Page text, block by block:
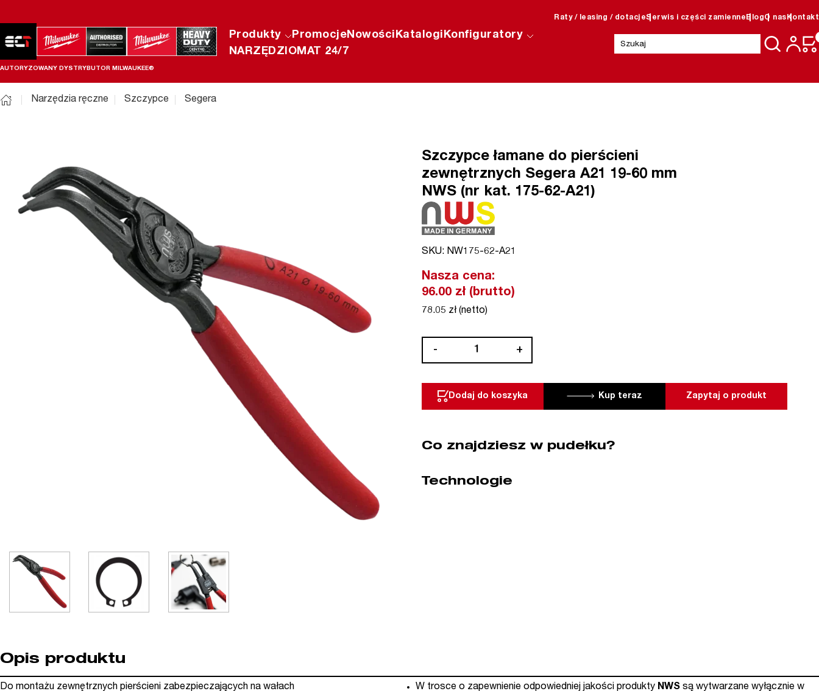
Raty / leasing / dotacjeSerwis i części zamienne BlogO nas Kontakt
AUTORYZOWANY DYSTRYBUTOR MILWAUKEE®
Produkty PromocjeNowościKatalogiKonfiguratory
NARZĘDZIOMAT 24/7
Szukaj:
Narzędzia ręczne Szczypce Segera
Szczypce łamane do pierścieni
zewnętrznych Segera A21 19-60 mm
NWS (nr kat. 175-62-A21)
SKU: NW175-62-A21
Nasza cena:
96.00 zł (brutto)
78.05 zł (netto)
-
pierścieni
A21
60
+
Dodaj do koszyka Zapytaj o produkt
Kup teraz
Co znajdziesz w pudełku?
Technologie
Opis produktu
Do montażu zewnętrznych pierścieni zabezpieczających na wałach W trosce o zapewnienie odpowiedniej jakości produkty NWS są wytwarzane wyłącznie w